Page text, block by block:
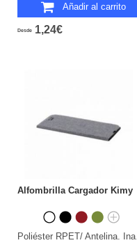
Añadir al carrito
Desde 1,24€
Alfombrilla Cargador Kimy